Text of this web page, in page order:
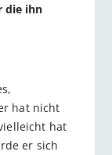
die ihn
hat nicht
hat
er sich